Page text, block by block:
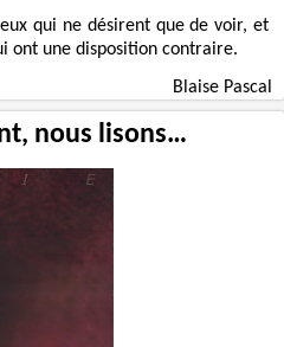
qui ne désirent que de voir, et
ont une disposition contraire.
Blaise Pascal
nous lisons…